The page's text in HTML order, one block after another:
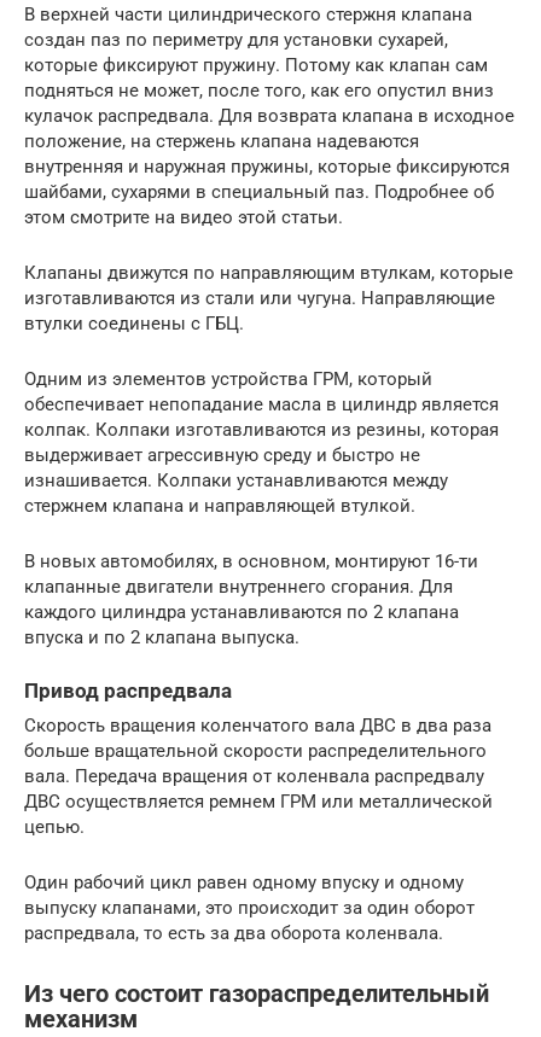
В верхней части цилиндрического стержня клапана
создан паз по периметру для установки сухарей,
которые фиксируют пружину. Потому как клапан сам
подняться не может, после того, как его опустил вниз
кулачок распредвала. Для возврата клапана в исходное
положение, на стержень клапана надеваются
внутренняя и наружная пружины, которые фиксируются
шайбами, сухарями в специальный паз. Подробнее об
этом смотрите на видео этой статьи.
Клапаны движутся по направляющим втулкам, которые
изготавливаются из стали или чугуна. Направляющие
втулки соединены с ГБЦ.
Одним из элементов устройства ГРМ, который
обеспечивает непопадание масла в цилиндр является
колпак. Колпаки изготавливаются из резины, которая
выдерживает агрессивную среду и быстро не
изнашивается. Колпаки устанавливаются между
стержнем клапана и направляющей втулкой.
В новых автомобилях, в основном, монтируют 16-ти
клапанные двигатели внутреннего сгорания. Для
каждого цилиндра устанавливаются по 2 клапана
впуска и по 2 клапана выпуска.
Привод распредвала
Скорость вращения коленчатого вала ДВС в два раза
больше вращательной скорости распределительного
вала. Передача вращения от коленвала распредвалу
ДВС осуществляется ремнем ГРМ или металлической
цепью.
Один рабочий цикл равен одному впуску и одному
выпуску клапанами, это происходит за один оборот
распредвала, то есть за два оборота коленвала.
Из чего состоит газораспределительный
механизм